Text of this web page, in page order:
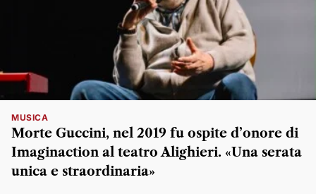
MUSICA
Morte Guccini, nel 2019 fu ospite d’onore di
Imaginaction al teatro Alighieri. «Una serata
unica e straordinaria»